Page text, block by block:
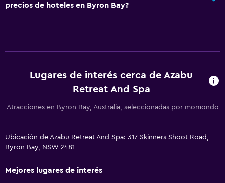
precios de hoteles en Byron Bay?
Lugares de interés cerca de Azabu
Retreat And Spa
Atracciones en Byron Bay, Australia, seleccionadas por momondo
Ubicación de Azabu Retreat And Spa: 317 Skinners Shoot Road,
Byron Bay, NSW 2481
Mejores lugares de interés